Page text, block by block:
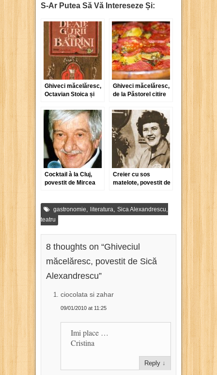
S-Ar Putea Să Vă Intereseze Și:
Ghiveci măcelăresc,
Octavian Stoica și
bătrâni
Ghiveci măcelăresc,
de la Păstorel citire
Cocktail à la Cluj,
povestit de Mircea
Creier cu sos
matelote, povestit de
gastronomie, literatura, Sica Alexandrescu,
teatru
8 thoughts on “Ghiveciul
măcelăresc, povestit de Sică
Alexandrescu”
ciocolata si zahar
09/01/2010 at 11:25
Imi place …
Cristina
Reply ↓